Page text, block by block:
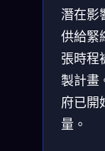
潛在影
供給緊
張時程
製計畫
府已開
量。